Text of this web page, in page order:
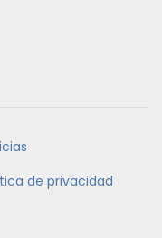
de privacidad